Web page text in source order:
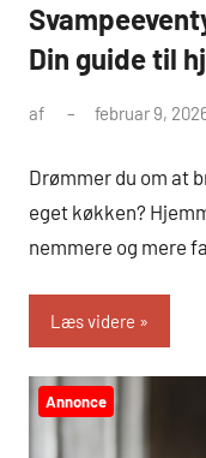
Din guide til
af februar 9,
Drømmer du om at
eget køkken?
nemmere og mere
Læs videre
Annonce